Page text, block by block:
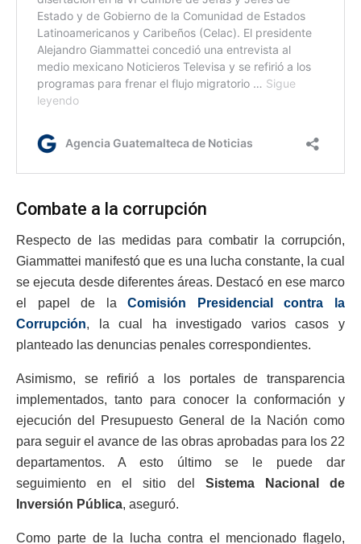
Combate a la corrupción
Respecto de las medidas para combatir la corrupción,
Giammattei manifestó que es una lucha constante, la cual
se ejecuta desde diferentes áreas. Destacó en ese marco
el papel de laComisión Presidencial contra la
Corrupción, la cual ha investigado varios casos y
planteado las denuncias penales correspondientes.
Asimismo, se refirió a los portales de transparencia
implementados, tanto para conocer la conformación y
ejecución del Presupuesto General de la Nación como
para seguir el avance de las obras aprobadas para los 22
departamentos. A esto último se le puede dar
seguimiento en el sitio del
Sistema Nacional de
Inversión Pública, aseguró.
Como parte de la lucha contra el mencionado flagelo,